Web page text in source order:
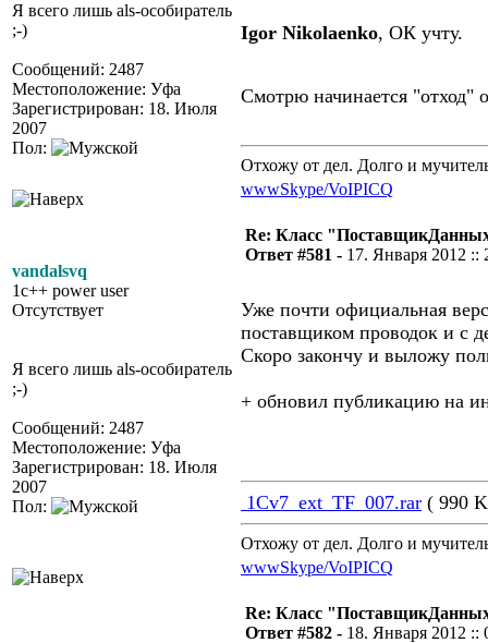
Я всего лишь als-особиратель
;-)
Сообщений: 2487
Местоположение: Уфа
Зарегистрирован: 18. Июля
2007
Пол:
Igor Nikolaenko, ОК учту.
Смотрю начинается "отход"
Отхожу от дел. Долго и
wwwSkype/VoIPICQ
vandalsvq
1c++ power user
Отсутствует
Я всего лишь als-особиратель
;-)
Сообщений: 2487
Местоположение: Уфа
Зарегистрирован: 18. Июля
2007
Пол:
Re: Класс
Ответ #581 - 17. Января 2012 ::
Уже почти официальная
поставщиком проводок и с
Скоро закончу и выложу
+ обновил публикацию на
1Cv7_ext_TF_007.rar ( 990
Отхожу от дел. Долго и
wwwSkype/VoIPICQ
Re: Класс
Ответ #582 - 18. Января 2012 ::